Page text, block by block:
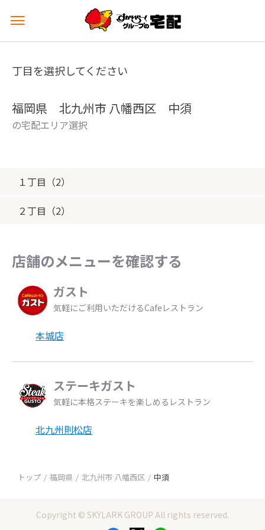
メ
ュ
を
丁目を選択してください
福岡県 北九州市 八幡西区 中須
の宅配エリア選択
１丁目（2）
２丁目（2）
店舗のメニューを確認する
ガスト
気軽にご利用いただけるCafeレストラン
本城店
ステーキガスト
気軽に本格ステーキを楽しめるレストラン
北九州則松店
トップ 福岡県 北九州市 八幡西区 中須
Copyright © SKYLARK GROUP All rights reserved.